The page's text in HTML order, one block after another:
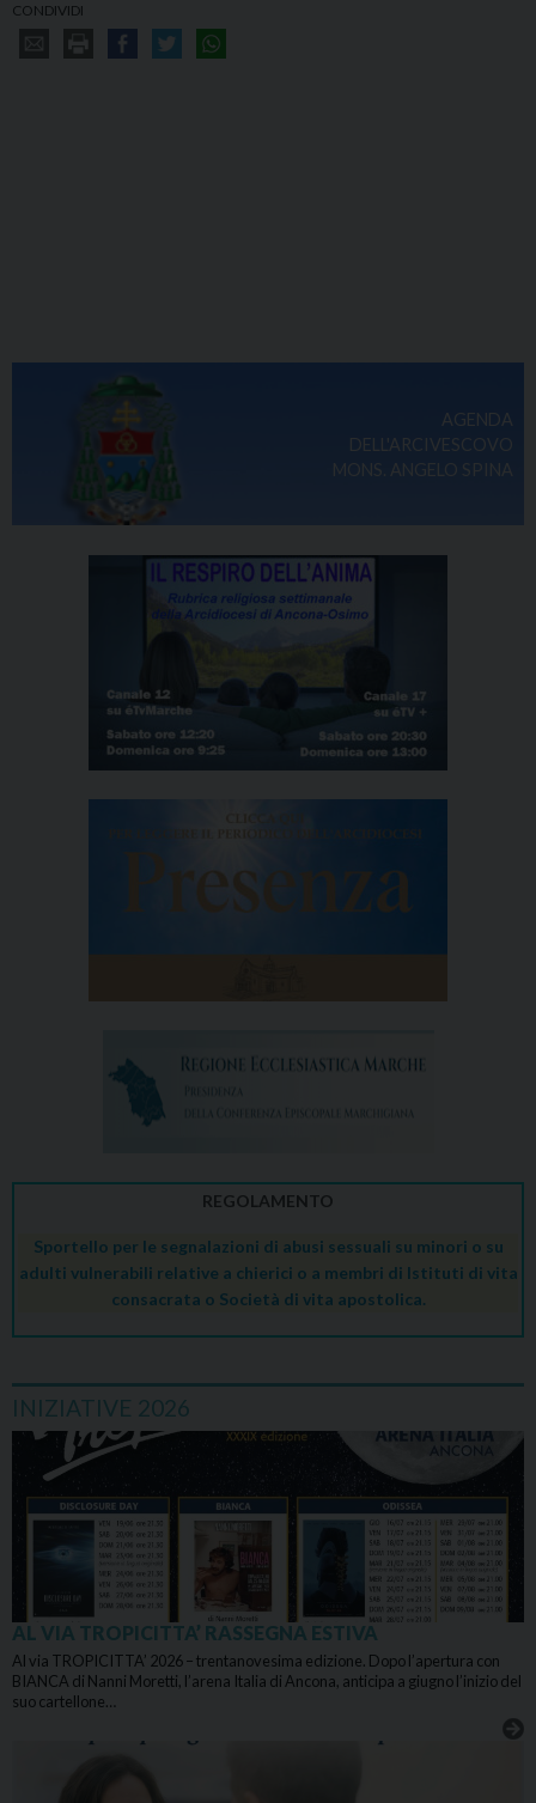
CONDIVIDI
AGENDA
DELL'ARCIVESCOVO
MONS. ANGELO SPINA
REGOLAMENTO
Sportello per le segnalazioni di abusi sessuali su minori o su
adulti vulnerabili relative a chierici o a membri di Istituti di vita
consacrata o Società di vita apostolica.
INIZIATIVE 2026
AL VIA TROPICITTA’ RASSEGNA ESTIVA
Al via TROPICITTA’ 2026 – trentanovesima edizione. Dopo l’apertura con
BIANCA di Nanni Moretti, l’arena Italia di Ancona, anticipa a giugno l’inizio del
suo cartellone…